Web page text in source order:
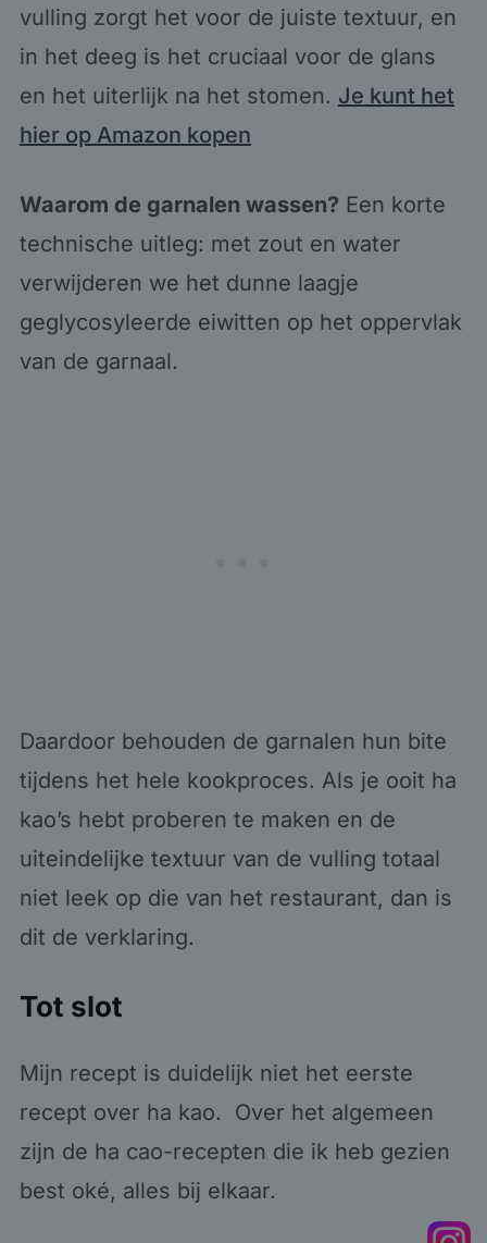
vulling zorgt het voor de juiste textuur, en
in het deeg is het cruciaal voor de glans
en het uiterlijk na het stomen. Je kunt het
hier op Amazon kopen
Waarom de garnalen wassen? Een korte
technische uitleg: met zout en water
verwijderen we het dunne laagje
geglycosyleerde eiwitten op het oppervlak
van de garnaal.
Daardoor behouden de garnalen hun bite
tijdens het hele kookproces. Als je ooit ha
kao’s hebt proberen te maken en de
uiteindelijke textuur van de vulling totaal
niet leek op die van het restaurant, dan is
dit de verklaring.
Tot slot
Mijn recept is duidelijk niet het eerste
recept over ha kao. Over het algemeen
zijn de ha cao-recepten die ik heb gezien
best oké, alles bij elkaar.